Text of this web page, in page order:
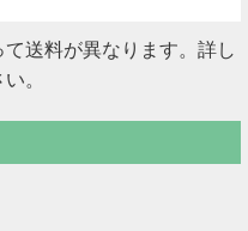
送料が異なります。詳し
。